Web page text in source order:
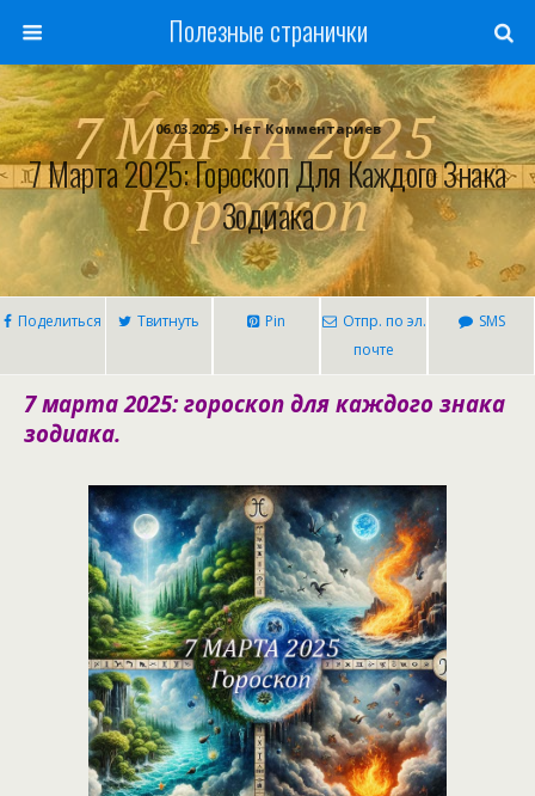
Полезные странички
06.03.2025 • Нет Комментариев
7 Марта 2025: Гороскоп Для Каждого Знака
Зодиака
Поделиться Твитнуть Pin
Отпр. по эл.
почте
SMS
7 марта 2025: гороскоп для каждого знака
зодиака.